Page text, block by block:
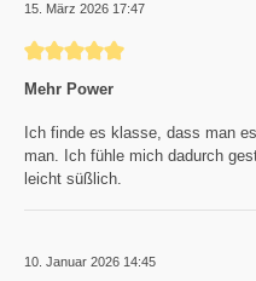
15. März 2026 17:47
Bewertung mit 5 von 5 Sternen
Mehr Power
Ich finde es klasse, dass man
man. Ich fühle mich dadurch
leicht süßlich.
10. Januar 2026 14:45